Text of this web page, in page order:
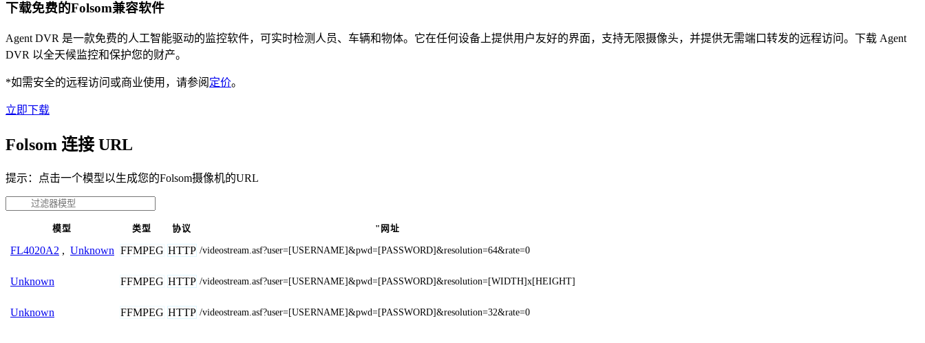
下载免费的Folsom兼容软件
Agent DVR 是一款免费的人工智能驱动的监控软件，可实时检测人员、车辆和物体。它在任何设备上提供用户友好的界面，支持无限摄像头，并提供无需端口转发的远程访问。下载 Agent
DVR 以全天候监控和保护您的财产。
*如需安全的远程访问或商业使用，请参阅 定价。
立即下载
Folsom 连接 URL
提示：点击一个模型以生成您的Folsom摄像机的URL
模型 类型 协议 "网址
FL4020A2 , Unknown FFMPEG HTTP /videostream.asf?user=[USERNAME]&pwd=[PASSWORD]&resolution=64&rate=0
Unknown FFMPEG HTTP /videostream.asf?user=[USERNAME]&pwd=[PASSWORD]&resolution=[WIDTH]x[HEIGHT]
Unknown FFMPEG HTTP /videostream.asf?user=[USERNAME]&pwd=[PASSWORD]&resolution=32&rate=0